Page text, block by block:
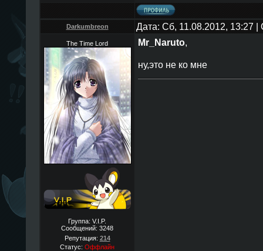
Darkumbreon Дата: Сб, 11.08.2012, 13:27
The Time Lord
Группа: V.I.P.
Сообщений: 3248
Репутация: 214
Статус: Оффлайн
Mr_Naruto,
ну,это не ко мне